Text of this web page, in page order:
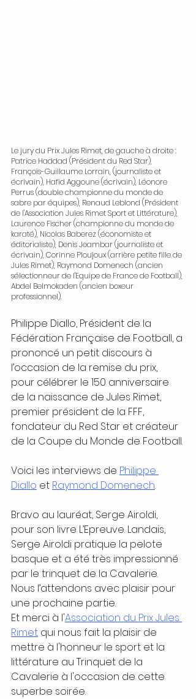
Le jury du Prix Jules Rimet, de gauche à droite :
Patrice Haddad (Président du Red Star),
François-Guillaume Lorrain, (journaliste et
écrivain), Hafid Aggoune (écrivain), Léonore
Perrus (double championne du monde de
sabre par équipes), Renaud Leblond (Président
de l'Association Jules Rimet Sport et Littérature),
Laurence Fischer (championne du monde de
karaté), Nicolas Baberez (économiste et
éditorialiste), Denis Jeambar (journaliste et
écrivain), Corinne Ploujoux (arrière petite fille de
Jules Rimet), Raymond Domenech (ancien
sélectionneur de l'Equipe de France de Football),
Abdel Belmokaden (ancien boxeur
professionnel).
Philippe Diallo, Président de la
Fédération Française de Football, a
prononcé un petit discours à
l’occasion de la remise du prix,
pour célébrer le 150 anniversaire
de la naissance de Jules Rimet,
premier président de la FFF,
fondateur du Red Star et créateur
de la Coupe du Monde de Football.
Voici les interviews de Philippe
Diallo et Raymond Domenech.
Bravo au lauréat, Serge Airoldi,
pour son livre L’Epreuve. Landais,
Serge Airoldi pratique la pelote
basque et a été très impressionné
par le trinquet de la Cavalerie.
Nous l’attendons avec plaisir pour
une prochaine partie.
Et merci à l'Association du Prix Jules
Rimet qui nous fait la plaisir de
mettre à l'honneur le sport et la
littérature au Trinquet de la
Cavalerie à l'occasion de cette
superbe soirée.